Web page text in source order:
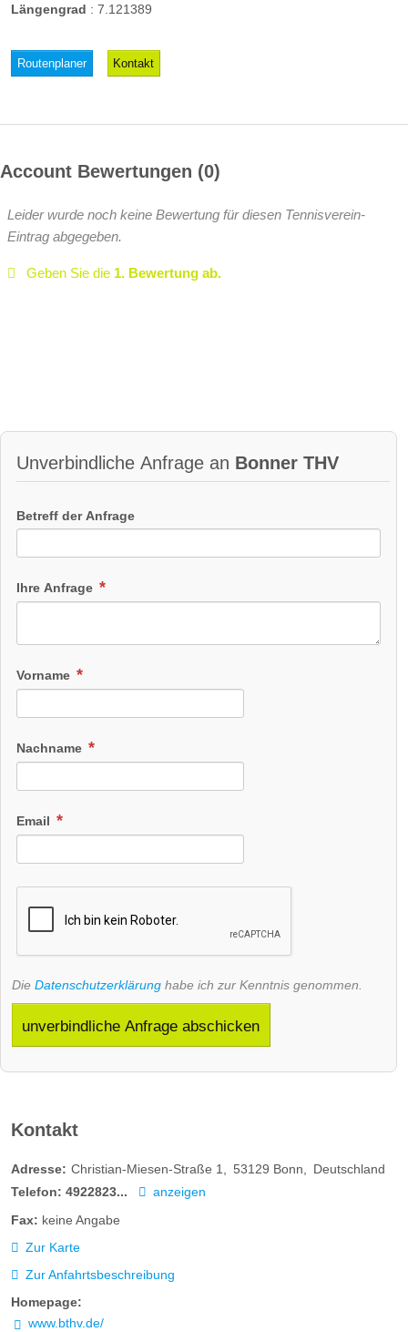
Längengrad : 7.121389
Routenplaner Kontakt
Account Bewertungen 0
Leider wurde noch keine Bewertung für diesen Tennisverein-
Eintrag abgegeben.
Geben Sie die 1. Bewertung ab.
Unverbindliche Anfrage an Bonner THV
Betreff der Anfrage
Ihre Anfrage
Vorname
Nachname
Email
Die Datenschutzerklärung habe ich zur Kenntnis genommen.
unverbindliche Anfrage abschicken
Kontakt
Adresse: Christian-Miesen-Straße 1 53129 Bonn
Deutschland
Telefon: 4922823...
anzeigen
Fax: keine Angabe
Zur Karte
Zur Anfahrtsbeschreibung
Homepage:
www.bthv.de/